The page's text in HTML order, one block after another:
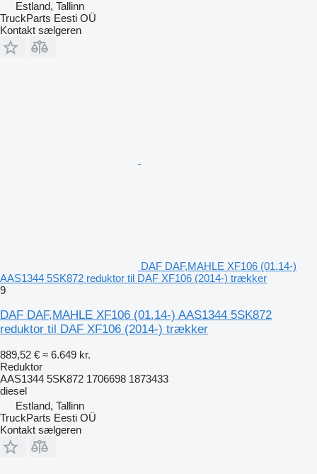
Estland, Tallinn
TruckParts Eesti OÜ
Kontakt sælgeren
DAF DAF,MAHLE XF106 (01.14-)
AAS1344 5SK872 reduktor til DAF XF106 (2014-) trækker
9
DAF DAF,MAHLE XF106 (01.14-) AAS1344 5SK872
reduktor til DAF XF106 (2014-) trækker
889,52 € ≈ 6.649 kr.
Reduktor
AAS1344 5SK872 1706698 1873433
diesel
Estland, Tallinn
TruckParts Eesti OÜ
Kontakt sælgeren